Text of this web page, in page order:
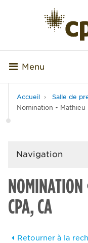
Menu
Accueil Salle de
Nomination • Mathieu
Navigation
NOMINATION
CPA, CA
Retourner à la